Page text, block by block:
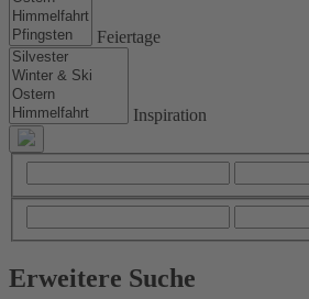
Feiertage
Inspiration
Erweitere Suche